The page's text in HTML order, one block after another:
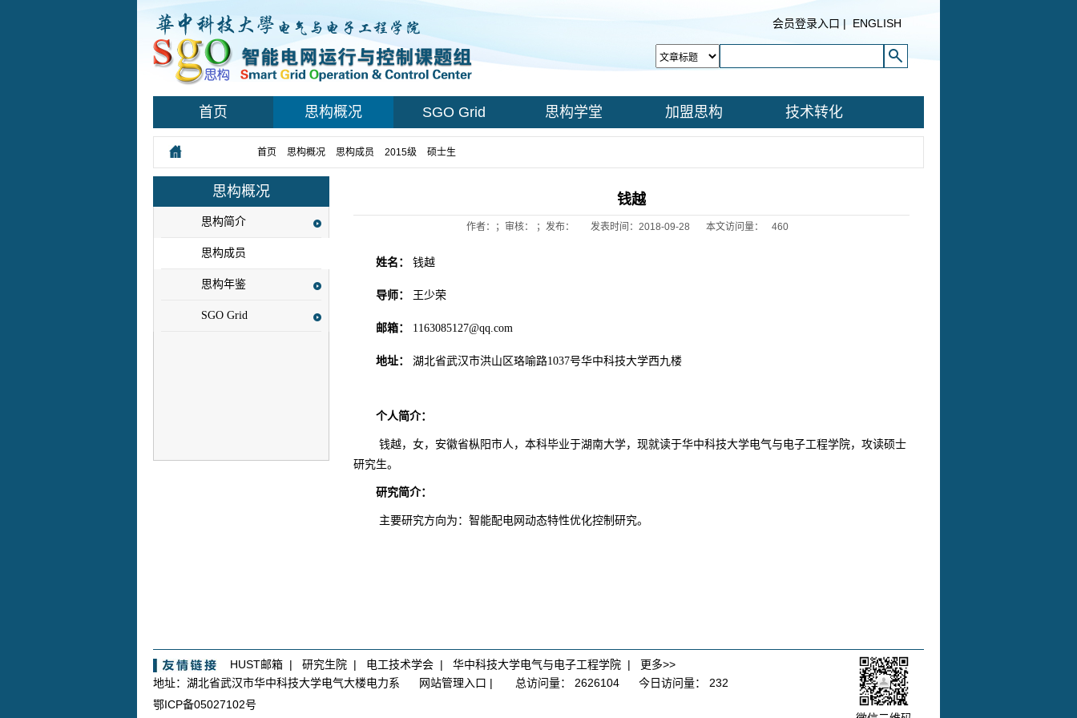
会员登录入口 | ENGLISH
首页 思构概况 SGO Grid 思构学堂 加盟思构 技术转化
首页 思构概况 思构成员 2015级 硕士生
思构概况
思构简介
思构成员
思构年鉴
SGO Grid
钱越
作者：；审核： ；发布： 发表时间：2018-09-28 本文访问量： 460
姓名： 钱越
导师： 王少荣
邮箱： 1163085127@qq.com
地址： 湖北省武汉市洪山区珞喻路1037号华中科技大学西九楼
个人简介：
钱越， 女， 安徽省枞阳市人，本科毕业于湖南大学，现就读于华中科技大学电气与电子工程学院，攻读硕士
研究生。
研究简介：
主要研究方向为： 智能配电网动态特性优化控制研究。
HUST邮箱 | 研究生院 | 电工技术学会 | 华中科技大学电气与电子工程学院 | 更多>>
地址：湖北省武汉市华中科技大学电气大楼电力系
网站管理入口 | 总访问量： 2626104 今日访问量： 232
鄂ICP备05027102号